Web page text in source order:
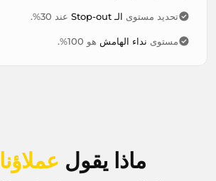
تحديد مستوى الـ Stop-out عند 30%.
مستوى نداء الهامش هو 100%.
ماذا يقول عملاؤنا